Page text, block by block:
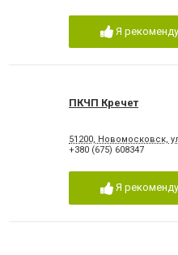
Я
ПКЧП Кречет
51200, Новомосковск,
+380 (675) 608347
Я